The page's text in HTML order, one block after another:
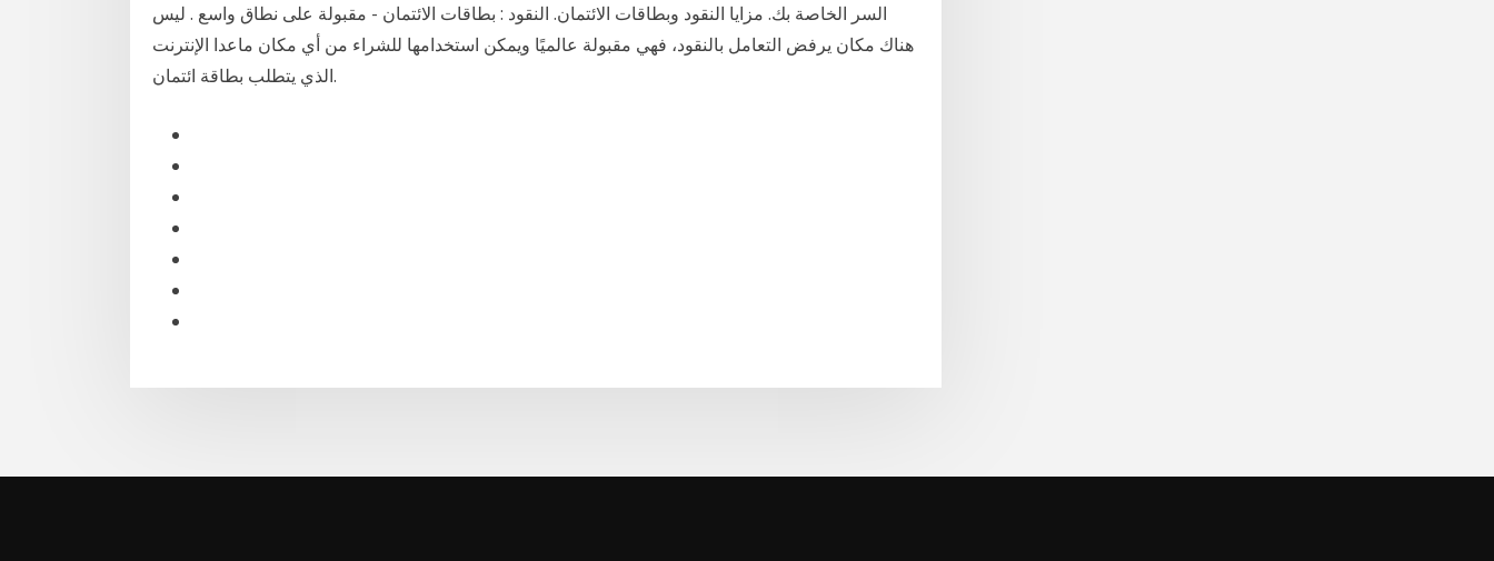
السر الخاصة بك. مزايا النقود وبطاقات الائتمان. النقود : بطاقات الائتمان - مقبولة على نطاق واسع . ليس
هناك مكان يرفض التعامل بالنقود، فهي مقبولة عالميًا ويمكن استخدامها للشراء من أي مكان ماعدا الإنترنت
الذي يتطلب بطاقة ائتمان.